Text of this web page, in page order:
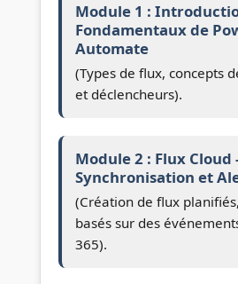
Module 1 :
Fondamentaux de
Automate
(Types de flux, concepts
et déclencheurs).
Module 2 : Flux Cloud
Synchronisation et
(Création de flux
basés sur des
365).